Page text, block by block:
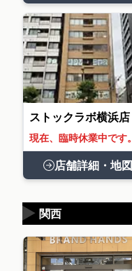
ストックラボ横浜店
現在、臨時休業中です。
店舗詳細・地図
関西
▶